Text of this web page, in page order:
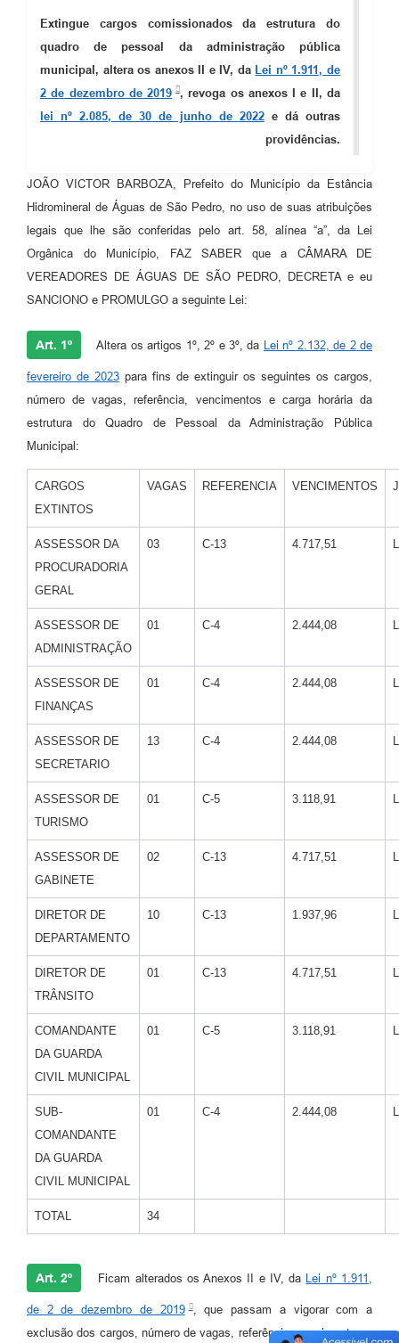
Extingue cargos comissionados da estrutura do
quadro de pessoal da administração pública
municipal, altera os anexos II e IV, da Lei nº 1.911, de
2 de dezembro de 2019
, revoga os anexos I e II, da
lei nº 2.085, de 30 de junho de 2022e dá outras
providências.
JOÃO VICTOR BARBOZA, Prefeito do Município da Estância
Hidromineral de Águas de São Pedro, no uso de suas atribuições
legais que lhe são conferidas pelo art. 58, alínea “a”, da Lei
Orgânica do Município, FAZ SABER que a CÂMARA DE
VEREADORES DE ÁGUAS DE SÃO PEDRO, DECRETA e eu
SANCIONO e PROMULGO a seguinte Lei:
Art. 1º Altera os artigos 1º, 2º e 3º, da Lei nº 2.132, de 2 de
fevereiro de 2023 para fins de extinguir os seguintes os cargos,
número de vagas, referência, vencimentos e carga horária da
estrutura do Quadro de Pessoal da Administração Pública
Municipal:
CARGOS
EXTINTOS
VAGAS REFERENCIA VENCIMENTOS
ASSESSOR DA
PROCURADORIA
GERAL
03 C-13 4.717,51
ASSESSOR DE
ADMINISTRAÇÃO
01 C-4 2.444,08
ASSESSOR DE
FINANÇAS
01 C-4 2.444,08
ASSESSOR DE
SECRETARIO
13 C-4 2.444,08
ASSESSOR DE
TURISMO
01 C-5 3.118,91
ASSESSOR DE
GABINETE
02 C-13 4.717,51
DIRETOR DE
DEPARTAMENTO
10 C-13 1.937,96
DIRETOR DE
TRÂNSITO
01 C-13 4.717,51
COMANDANTE
DA GUARDA
CIVIL MUNICIPAL
01 C-5 3.118,91
SUB-
COMANDANTE
DA GUARDA
CIVIL MUNICIPAL
01 C-4 2.444,08
TOTAL 34
Art. 2º Ficam alterados os Anexos II e IV, da Lei nº 1.911,
de 2 de dezembro de 2019 , que passam a vigorar com a
exclusão dos cargos, número de vagas, referência, vencimentos e